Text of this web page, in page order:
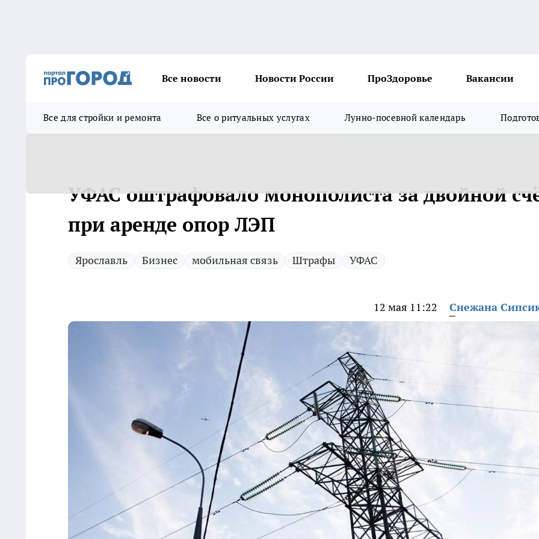
Все новости Новости России ПроЗдоровье Вакансии
Все для стройки и ремонта Все о ритуальных услугах Лунно-посевной календарь
УФАС оштрафовало монополиста за двойной
при аренде опор ЛЭП
Ярославль Бизнес мобильная связь Штрафы УФАС
12 мая 11:22 Снежана